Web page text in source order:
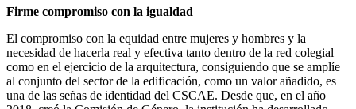
Firme compromiso con la igualdad
El compromiso con la equidad entre mujeres y hombres y la
necesidad de hacerla real y efectiva tanto dentro de la red colegial
como en el ejercicio de la arquitectura, consiguiendo que se amplíe
al conjunto del sector de la edificación, como un valor añadido, es
una de las señas de identidad del CSCAE. Desde que, en el año